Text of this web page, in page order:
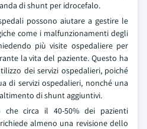
di shunt per idrocefalo.
possono aiutare a gestire le
come i malfunzionamenti degli
più visite ospedaliere per
la vita del paziente. Questo ha
dei servizi ospedalieri, poiché
di servizi ospedalieri, nonché una
di shunt aggiuntivi.
che circa il 40-50% dei pazienti
almeno una revisione dello